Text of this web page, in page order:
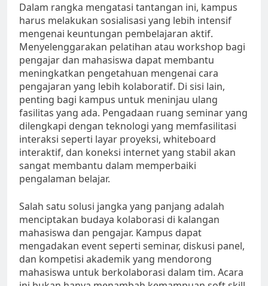
Dalam rangka mengatasi tantangan ini, kampus
harus melakukan sosialisasi yang lebih intensif
mengenai keuntungan pembelajaran aktif.
Menyelenggarakan pelatihan atau workshop bagi
pengajar dan mahasiswa dapat membantu
meningkatkan pengetahuan mengenai cara
pengajaran yang lebih kolaboratif. Di sisi lain,
penting bagi kampus untuk meninjau ulang
fasilitas yang ada. Pengadaan ruang seminar yang
dilengkapi dengan teknologi yang memfasilitasi
interaksi seperti layar proyeksi, whiteboard
interaktif, dan koneksi internet yang stabil akan
sangat membantu dalam memperbaiki
pengalaman belajar.
Salah satu solusi jangka yang panjang adalah
menciptakan budaya kolaborasi di kalangan
mahasiswa dan pengajar. Kampus dapat
mengadakan event seperti seminar, diskusi panel,
dan kompetisi akademik yang mendorong
mahasiswa untuk berkolaborasi dalam tim. Acara